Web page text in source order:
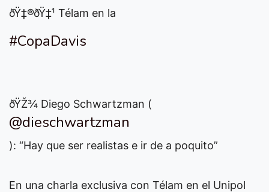
ðŸ‡®ðŸ‡¹ Télam en la
#CopaDavis
ðŸŽ¾ Diego Schwartzman (
@dieschwartzman
): “Hay que ser realistas e ir de a poquito”
En una charla exclusiva con Télam en el Unipol